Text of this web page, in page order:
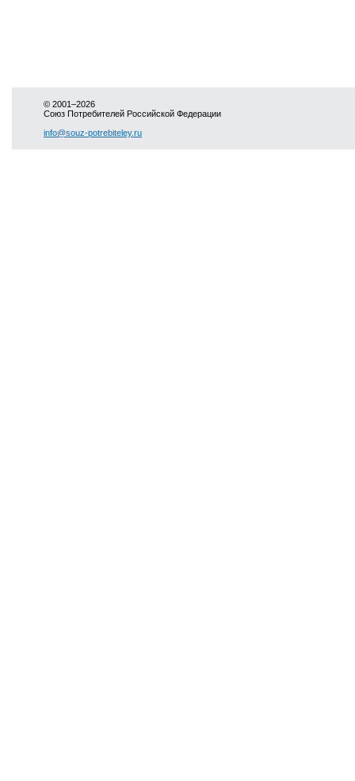
© 2001–2026
Союз Потребителей Российской Федерации
info@souz-potrebiteley.ru